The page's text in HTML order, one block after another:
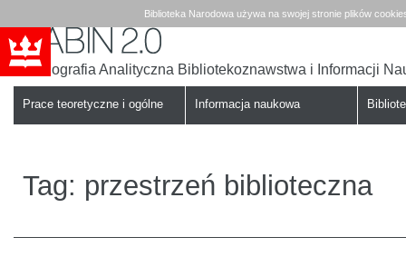
Biblioteka Narodowa używa na swojej stronie plików
Babin
Bibliografia Analityczna Bibliotekoznawstwa i Informacji
Prace teoretyczne i ogólne Informacja naukowa
Tag: przestrzeń biblioteczna